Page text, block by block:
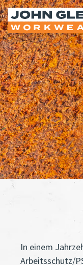
In einem
Arbeitsschutz/